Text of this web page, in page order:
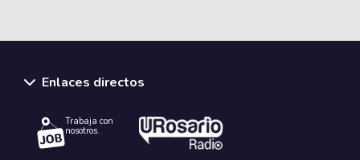
Enlaces directos
Trabaja con
nosotros.